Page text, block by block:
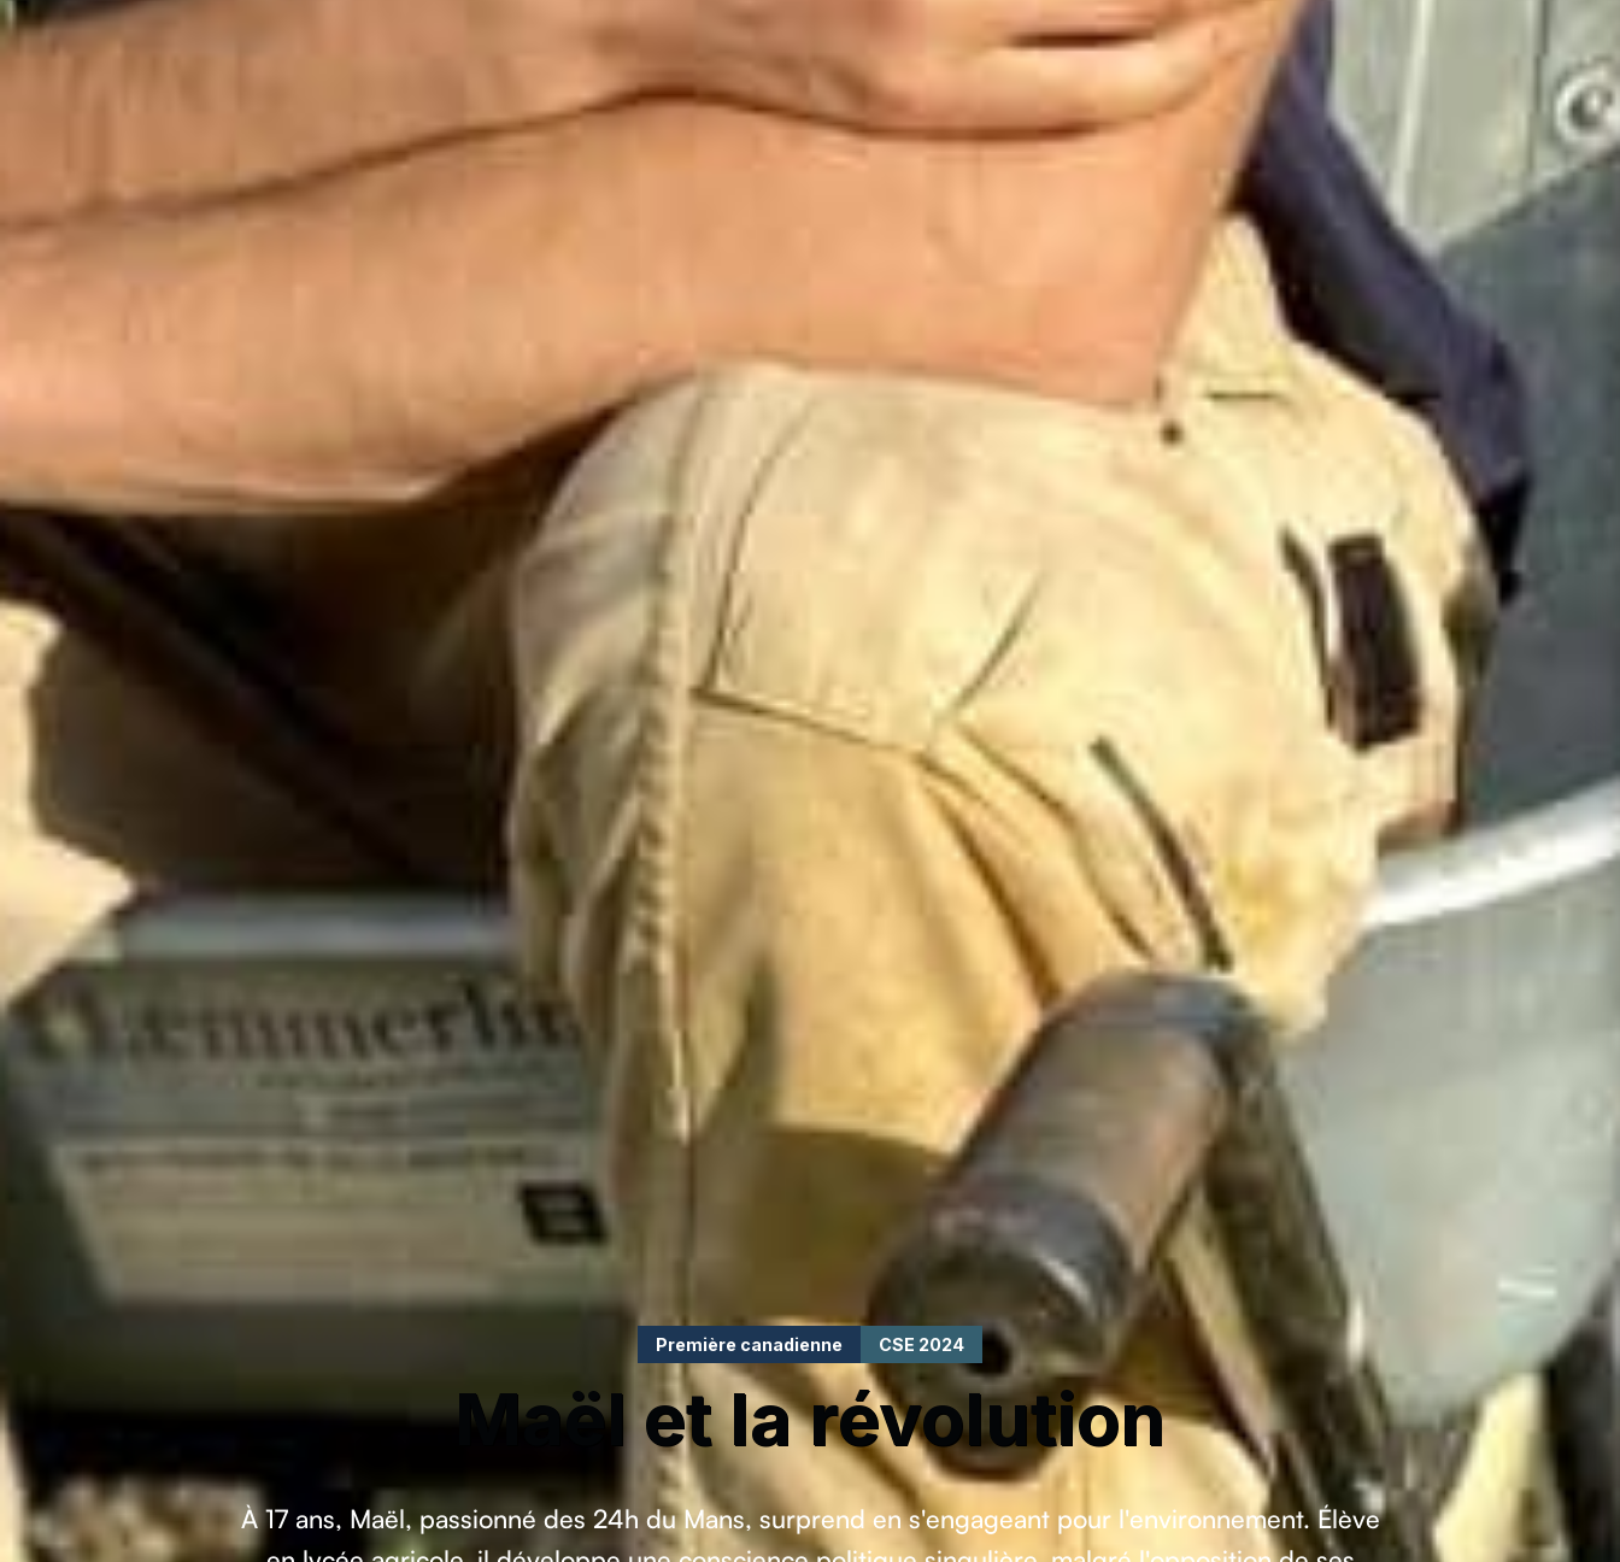
Première canadienne CSE 2024
Maël et la révolution
À 17 ans, Maël, passionné des 24h du Mans, surprend en s'engageant pour l'environnement. Élève